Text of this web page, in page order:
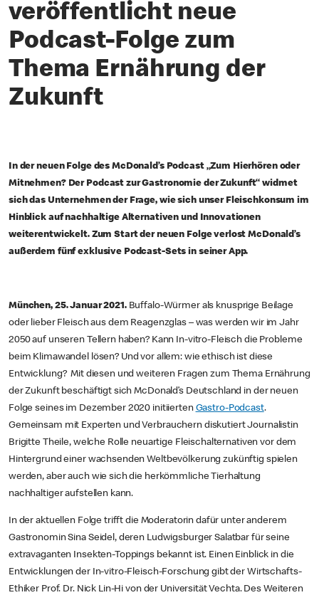
veröffentlicht neue
Podcast-Folge zum
Thema Ernährung der
Zukunft
In der neuen Folge des McDonald’s Podcast „Zum Hierhören oder
Mitnehmen? Der Podcast zur Gastronomie der Zukunft“ widmet
sich das Unternehmen der Frage, wie sich unser Fleischkonsum im
Hinblick auf nachhaltige Alternativen und Innovationen
weiterentwickelt. Zum Start der neuen Folge verlost McDonald’s
außerdem fünf exklusive Podcast-Sets in seiner App.
München, 25. Januar 2021.Buffalo-Würmer als knusprige Beilage
oder lieber Fleisch aus dem Reagenzglas – was werden wir im Jahr
2050 auf unseren Tellern haben? Kann In-vitro-Fleisch die Probleme
beim Klimawandel lösen? Und vor allem: wie ethisch ist diese
Entwicklung? Mit diesen und weiteren Fragen zum Thema Ernährung
der Zukunft beschäftigt sich McDonald’s Deutschland in der neuen
Folge seines im Dezember 2020 initiierten Gastro-Podcast.
Gemeinsam mit Experten und Verbrauchern diskutiert Journalistin
Brigitte Theile, welche Rolle neuartige Fleischalternativen vor dem
Hintergrund einer wachsenden Weltbevölkerung zukünftig spielen
werden, aber auch wie sich die herkömmliche Tierhaltung
nachhaltiger aufstellen kann.
In der aktuellen Folge trifft die Moderatorin dafür unter anderem
Gastronomin Sina Seidel, deren Ludwigsburger Salatbar für seine
extravaganten Insekten-Toppings bekannt ist. Einen Einblick in die
Entwicklungen der In-vitro-Fleisch-Forschung gibt der Wirtschafts-
Ethiker Prof. Dr. Nick Lin-Hi von der Universität Vechta. Des Weiteren